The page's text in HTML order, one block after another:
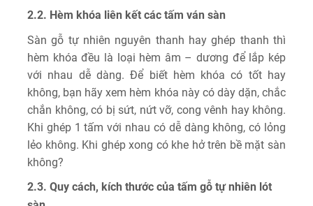
2.2. Hèm khóa liên kết các tấm ván sàn
Sàn gỗ tự nhiên nguyên thanh hay ghép thanh thì
hèm khóa đều là loại hèm âm – dương để lắp kép
với nhau dễ dàng. Để biết hèm khóa có tốt hay
không, bạn hãy xem hèm khóa này có dày dặn, chắc
chắn không, có bị sứt, nứt vỡ, cong vênh hay không.
Khi ghép 1 tấm với nhau có dễ dàng không, có lỏng
lẻo không. Khi ghép xong có khe hở trên bề mặt sàn
không?
2.3. Quy cách, kích thước của tấm gỗ tự nhiên lót